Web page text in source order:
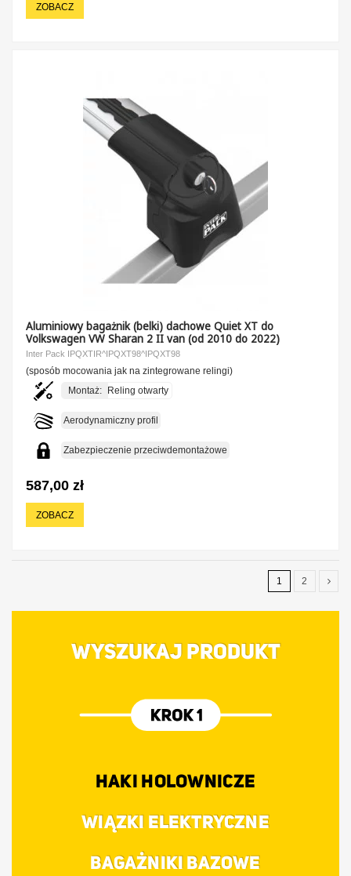
ZOBACZ
Aluminiowy bagażnik (belki) dachowe Quiet XT do
Volkswagen VW Sharan 2 II van (od 2010 do 2022)
Inter Pack IPQXTIR^IPQXT98^IPQXT98
(sposób mocowania jak na zintegrowane relingi)
Montaż:
Reling otwarty
Aerodynamiczny profil
Zabezpieczenie przeciwdemontażowe
587,00 zł
ZOBACZ
1 2
WYSZUKAJ PRODUKT
HAKI HOLOWNICZE
WIĄZKI ELEKTRYCZNE
BAGAŻNIKI BAZOWE